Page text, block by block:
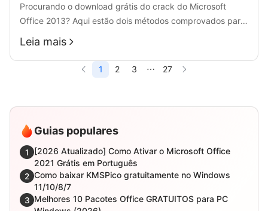
Procurando o download grátis do crack do Microsoft
Office 2013? Aqui estão dois métodos comprovados para
ativar o seu pacote. Baixe o crack do Microsoft Office
2013 grátis versão completa de 64 bits para Windows 7,
8, 10 ou 11 – 100% funcional.
Leia mais
1 2 3 27
Guias populares
1
[2026 Atualizado] Como Ativar o Microsoft Office
2021 Grátis em Português
2 Como baixar KMSPico gratuitamente no Windows
11/10/8/7
3 Melhores 10 Pacotes Office GRATUITOS para PC